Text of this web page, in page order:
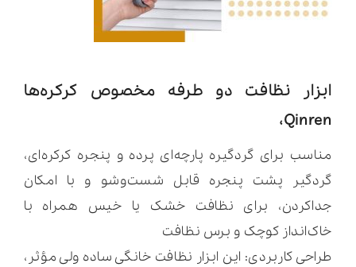
ابزار نظافت دو طرفه مخصوص کرکره‌ها
Qinren،
مناسب برای گردگیره پارچه‌ای پرده و پنجره کرکره‌ای،
گردگیر پشت پنجره قابل شست‌و‌شو و با امکان
جداکردن، برای نظافت خشک یا خیس همراه با
خاک‌انداز کوچک و برس نظافت
طراحی کاربردی: این ابزار نظافت خانگی ساده ولی مؤثر،